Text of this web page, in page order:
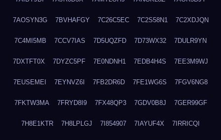
7AOSYN3G 7BVHAFGY 7C26C5EC 7C2S58N1 7C2XDJQN
7C4MI5MB 7CCV7IAS 7D5UQZFD 7D73WX32 7DULR9YN
7DXTFT0X 7DYZC5PF 7E0NDNH1 7EDB4H4S 7EE3M9WJ
7EUSEMEI 7EYNVZ6I 7FB2DR6D 7FE1WG6S 7FGV6NG8
7FKTW3MA 7FRYD8I9 7FX48QP3 7GDV0B8J 7GER99GF
7H8E1KTR 7H8LPLGJ 7I854907 7IAYUF4X 7IRRICQI